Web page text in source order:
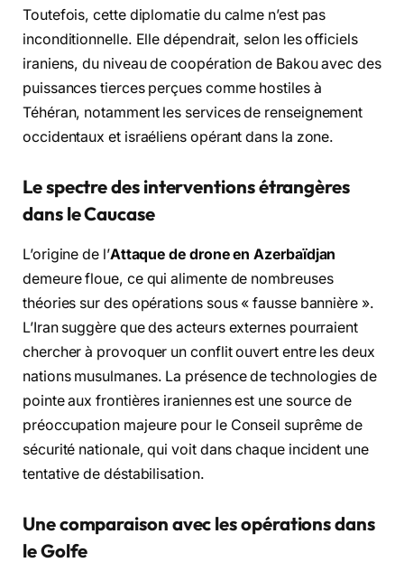
Toutefois, cette diplomatie du calme n’est pas
inconditionnelle. Elle dépendrait, selon les officiels
iraniens, du niveau de coopération de Bakou avec des
puissances tierces perçues comme hostiles à
Téhéran, notamment les services de renseignement
occidentaux et israéliens opérant dans la zone.
Le spectre des interventions étrangères
dans le Caucase
L’origine de l’Attaque de drone en Azerbaïdjan
demeure floue, ce qui alimente de nombreuses
théories sur des opérations sous « fausse bannière ».
L’Iran suggère que des acteurs externes pourraient
chercher à provoquer un conflit ouvert entre les deux
nations musulmanes. La présence de technologies de
pointe aux frontières iraniennes est une source de
préoccupation majeure pour le Conseil suprême de
sécurité nationale, qui voit dans chaque incident une
tentative de déstabilisation.
Une comparaison avec les opérations dans
le Golfe